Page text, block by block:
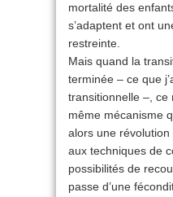
mortalité des
s’adaptent et ont
restreinte.
Mais quand la
terminée – ce que
transitionnelle –, ce
même mécanisme
alors une
aux techniques de
possibilités de
passe d’une